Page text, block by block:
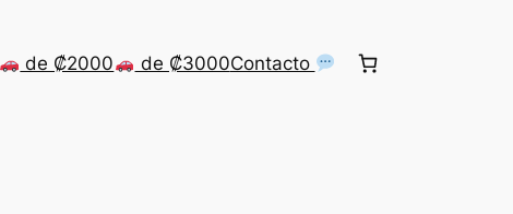
de ₡2000 de ₡3000Contacto